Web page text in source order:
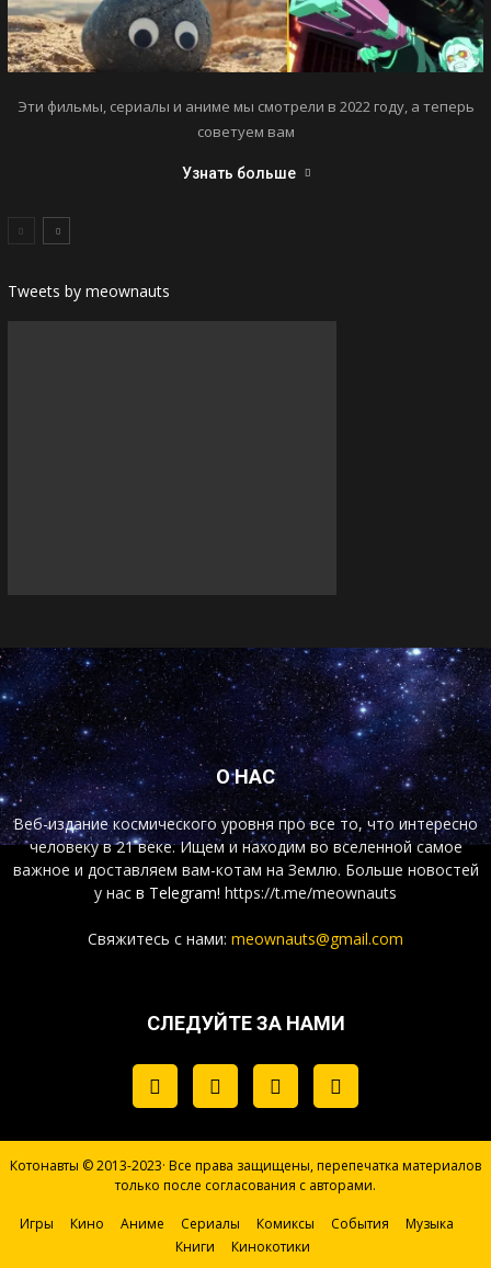
Эти фильмы, сериалы и аниме мы смотрели в 2022 году, а теперь
советуем вам
Узнать больше
Tweets by meownauts
О НАС
Веб-издание космического уровня про все то, что интересно
человеку в 21 веке. Ищем и находим во вселенной самое
важное и доставляем вам-котам на Землю. Больше новостей
у нас в Telegram! https://t.me/meownauts
Свяжитесь с нами: meownauts@gmail.com
СЛЕДУЙТЕ ЗА НАМИ
Котонавты © 2013-2023· Все права защищены, перепечатка материалов
только после согласования с авторами.
Игры Кино Аниме Сериалы Комиксы События
Музыка
Книги
Кинокотики